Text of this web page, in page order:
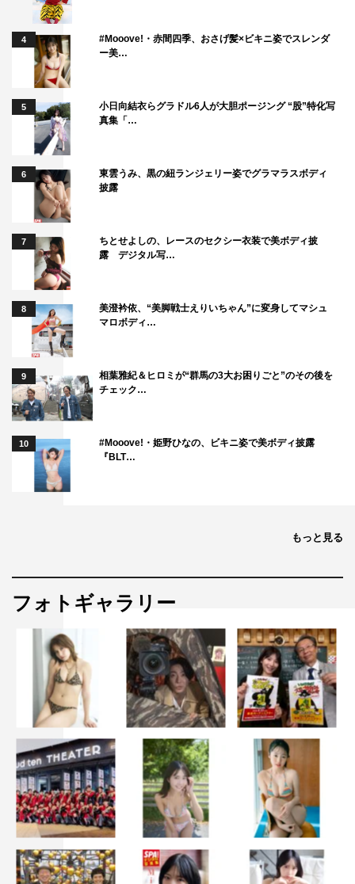
と思います。
番組情報
たいタメになる花の常識SP』
フジテレビ系
＜出演者＞※五十音順
くりぃむしちゅー（有田哲平、上田晋也）、タカアンドト
シ、柳原可奈子
ゲスト：宇治原史規（ロザン）
アグネス・チャン、川尻蓮（JO1）、児嶋一哉（アンジャ
ッシュ）、柴田理恵、鷲見玲奈、名取裕子、ヒコロヒー、
フワちゃん、的場浩司
公式Twitter：https://twitter.com/kayou19ji
©フジテレビ
この記事の写真
JO1 くりぃむしちゅー
タカアンドトシ ヒコロヒー
フワちゃん 児嶋一哉 宇治原史規
川尻蓮 柳原可奈子 柴田理恵
的場浩司 鷲見玲奈
4
#Mooove!・赤間四季、おさげ髪×ビキニ姿でスレンダ
ー美…
5
小日向結衣らグラドル6人が大胆ポージング “股”特化写
真集「…
6
東雲うみ、黒の紐ランジェリー姿でグラマラスボディ
披露
7
ちとせよしの、レースのセクシー衣装で美ボディ披
露 デジタル写…
8
美澄衿依、“美脚戦士えりいちゃん”に変身してマシュ
マロボディ…
9
相葉雅紀＆ヒロミが“群馬の3大お困りごと”のその後を
チェック…
10
#Mooove!・姫野ひなの、ビキニ姿で美ボディ披露
『BLT…
もっと見る
フォトギャラリー